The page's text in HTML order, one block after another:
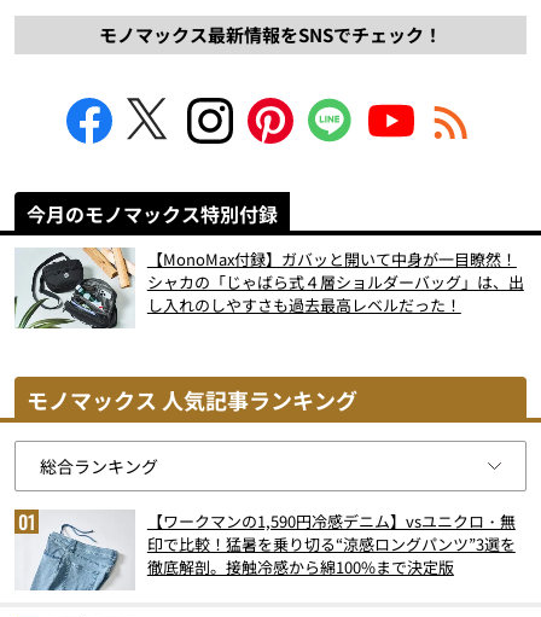
モノマックス最新情報をSNSでチェック！
今月のモノマックス特別付録
【MonoMax付録】ガバッと開いて中身が一目瞭然！
シャカの「じゃばら式４層ショルダーバッグ」は、出
し入れのしやすさも過去最高レベルだった！
モノマックス 人気記事ランキング
【ワークマンの1,590円冷感デニム】vsユニクロ・無
印で比較！猛暑を乗り切る“涼感ロングパンツ”3選を
徹底解剖。接触冷感から綿100%まで決定版